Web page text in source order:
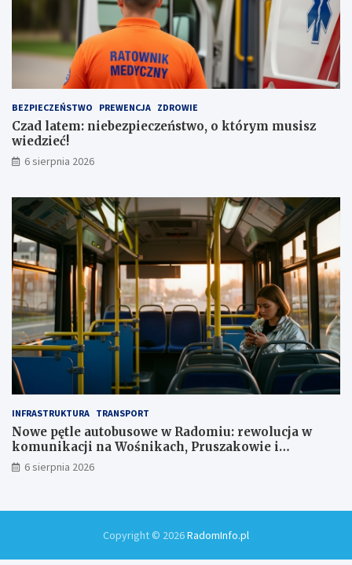
i
a
a
w
e
,
1
m
l
ł
BEZPIECZEŃSTWO PREWENCJA ZDROWIE
Czad latem: niebezpieczeństwo, o którym musisz
wiedzieć!
6 sierpnia 2026
INFRASTRUKTURA TRANSPORT
Nowe pętle autobusowe w Radomiu: rewolucja w
komunikacji na Wośnikach, Pruszakowie i
Zamłyniu
6 sierpnia 2026
Copyright © 2026RadomInfo.pl